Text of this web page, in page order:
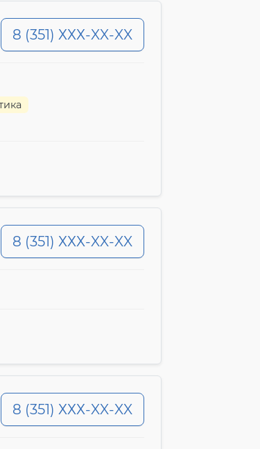
8 (351) ХХХ-XX-XX
8 (351) ХХХ-XX-XX
8 (351) ХХХ-XX-XX